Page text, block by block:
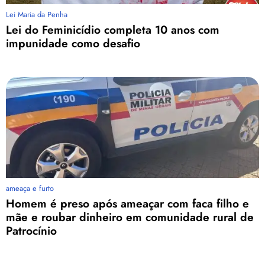
Lei Maria da Penha
Lei do Feminicídio completa 10 anos com
impunidade como desafio
ameaça e furto
Homem é preso após ameaçar com faca filho e
mãe e roubar dinheiro em comunidade rural de
Patrocínio